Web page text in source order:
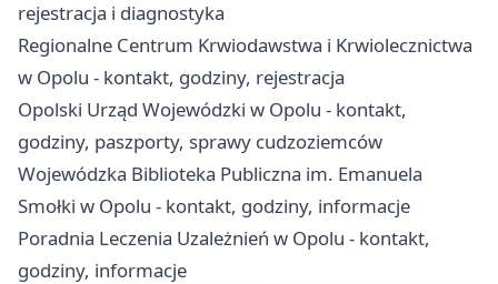
rejestracja i diagnostyka
Regionalne Centrum Krwiodawstwa i Krwiolecznictwa
w Opolu - kontakt, godziny, rejestracja
Opolski Urząd Wojewódzki w Opolu - kontakt,
godziny, paszporty, sprawy cudzoziemców
Wojewódzka Biblioteka Publiczna im. Emanuela
Smołki w Opolu - kontakt, godziny, informacje
Poradnia Leczenia Uzależnień w Opolu - kontakt,
godziny, informacje